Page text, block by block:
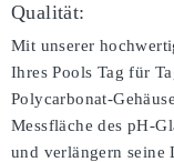
Qualität:
Mit unserer
Ihres Pools Tag für
Polycarbonat-
Messfläche des pH-
und verlängern seine